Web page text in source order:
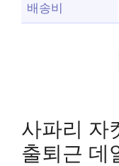
배송비
사파리 자
출퇴근 데